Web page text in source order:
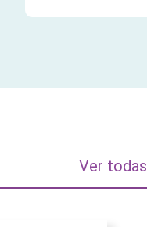
Ver todas